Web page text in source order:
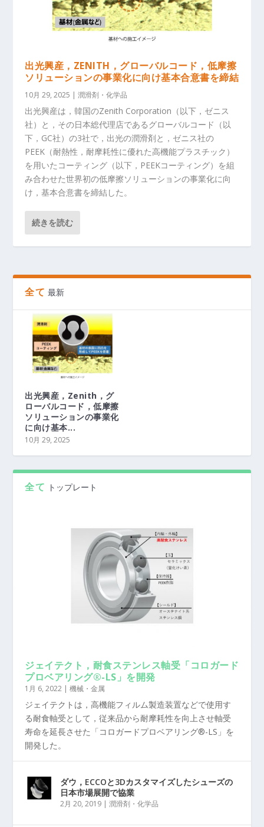
出光興産，ZENITH，グローバルコード，低摩擦
ソリューションの事業化に向け基本合意書を締結
10月 29, 2025 |潤滑剤・化学品
出光興産は，韓国のZenith Corporation（以下，ゼニス
社）と，その日本総代理店であるグローバルコード（以
下，GC社）の3社で，出光の潤滑剤と，ゼニス社の
PEEK（耐熱性，耐摩耗性に優れた高機能プラスチック）
を用いたコーティング（以下，PEEKコーティング）を組
み合わせた世界初の低摩擦ソリューションの事業化に向
け，基本合意書を締結した。
続きを読む
全て 最新
出光興産，Zenith，グ
ローバルコード，低摩擦
ソリューションの事業化
に向け基本...
10月 29, 2025
全て トップレート
ジェイテクト，耐食ステンレス軸受「コロガード
プロベアリング®-LS」を開発
1月 6, 2022 |機械・金属
ジェイテクトは，高機能フィルム製造装置などで使用す
る耐食軸受として，従来品から耐摩耗性を向上させ軸受
寿命を延長させた「コロガードプロベアリング®-LS」を
開発した。
ダウ，ECCOと3Dカスタマイズしたシューズの
日本市場展開で協業
2月 20, 2019 |潤滑剤・化学品